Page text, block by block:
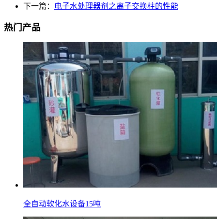
下一篇： 电子水处理器剂之离子交换柱的性能
热门产品
全自动软化水设备15吨